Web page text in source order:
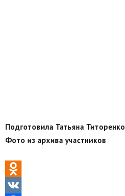
Подготовила Татьяна Титоренко
Фото из архива участников
Odnoklassniki